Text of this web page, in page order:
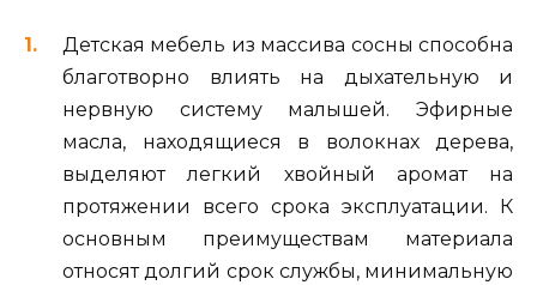
Детская мебель из массива сосны способна
благотворно влиять на дыхательную и
нервную систему малышей. Эфирные
масла, находящиеся в волокнах дерева,
выделяют легкий хвойный аромат на
протяжении всего срока эксплуатации. К
основным преимуществам материала
относят долгий срок службы, минимальную